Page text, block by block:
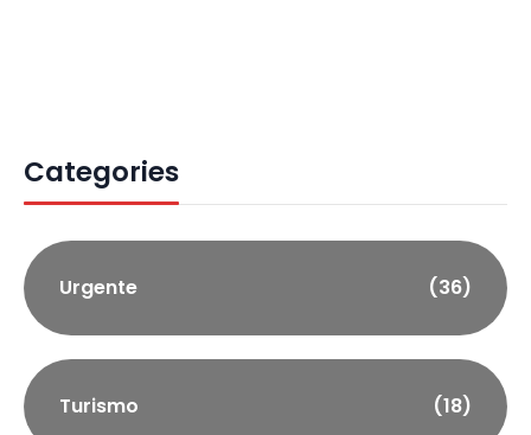
Categories
Urgente (36)
Turismo (18)